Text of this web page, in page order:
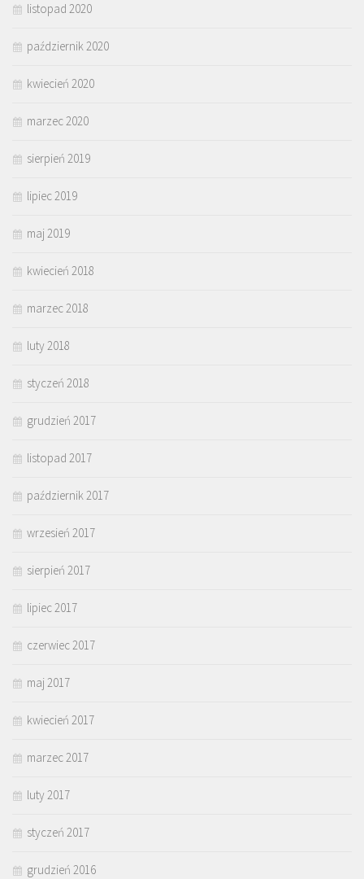
listopad 2020
październik 2020
kwiecień 2020
marzec 2020
sierpień 2019
lipiec 2019
maj 2019
kwiecień 2018
marzec 2018
luty 2018
styczeń 2018
grudzień 2017
listopad 2017
październik 2017
wrzesień 2017
sierpień 2017
lipiec 2017
czerwiec 2017
maj 2017
kwiecień 2017
marzec 2017
luty 2017
styczeń 2017
grudzień 2016